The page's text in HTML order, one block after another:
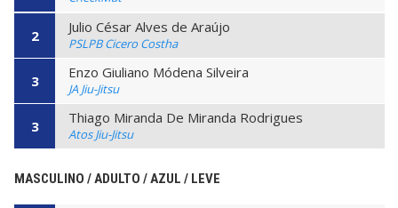
2 Julio César Alves de Araújo
PSLPB Cicero Costha
3 Enzo Giuliano Módena Silveira
JA Jiu-Jitsu
3 Thiago Miranda De Miranda Rodrigues
Atos Jiu-Jitsu
MASCULINO / ADULTO / AZUL / LEVE